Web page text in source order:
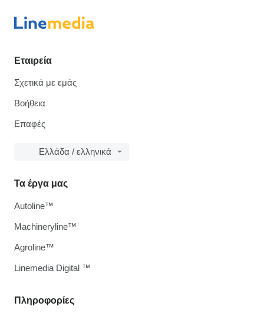
Εταιρεία
Σχετικά με εμάς
Βοήθεια
Επαφές
Ελλάδα / ελληνικά
Πληροφορίες
Τα έργα μας
Autoline™
Machineryline™
Agroline™
Linemedia Digital ™